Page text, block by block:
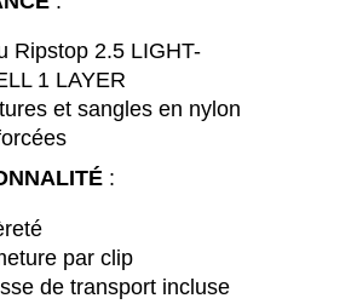
Ripstop 2.5 LIGHT-
1 LAYER
et sangles en nylon
:
par clip
de transport incluse